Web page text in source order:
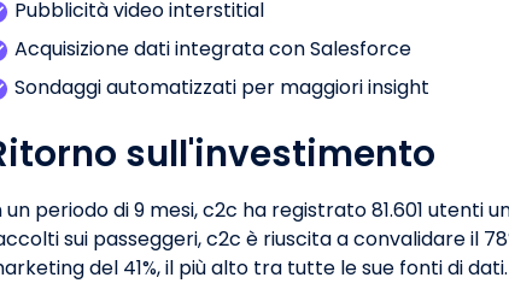
Pubblicità video interstitial
Acquisizione dati integrata con Salesforce
Sondaggi automatizzati per maggiori insight
sull'investimento
un periodo di 9 mesi, c2c ha registrato 81.601 utenti
sui passeggeri, c2c è riuscita a convalidare il
del 41%, il più alto tra tutte le sue fonti di dati.